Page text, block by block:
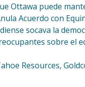
Ottawa puede
Acuerdo con
socava la
sobre el
Resources,